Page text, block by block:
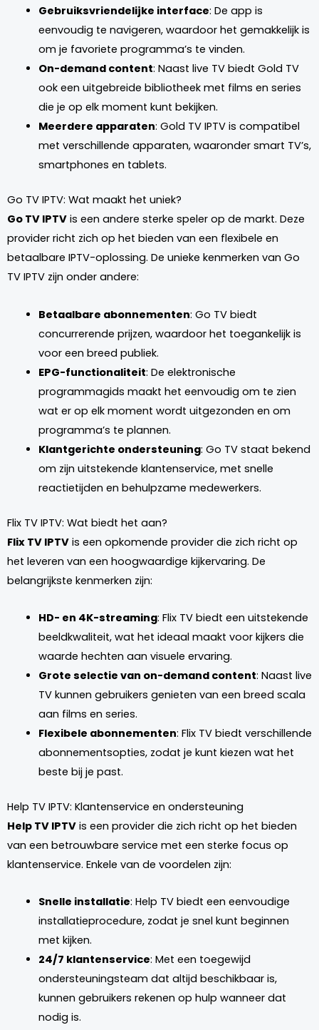
Gebruiksvriendelijke interface: De app is
eenvoudig te navigeren, waardoor het gemakkelijk is
om je favoriete programma’s te vinden.
On-demand content: Naast live TV biedt Gold TV
ook een uitgebreide bibliotheek met films en series
die je op elk moment kunt bekijken.
Meerdere apparaten: Gold TV IPTV is compatibel
met verschillende apparaten, waaronder smart TV’s,
smartphones en tablets.
Go TV IPTV: Wat maakt het uniek?
Go TV IPTV is een andere sterke speler op de markt. Deze
provider richt zich op het bieden van een flexibele en
betaalbare IPTV-oplossing. De unieke kenmerken van Go
TV IPTV zijn onder andere:
Betaalbare abonnementen: Go TV biedt
concurrerende prijzen, waardoor het toegankelijk is
voor een breed publiek.
EPG-functionaliteit: De elektronische
programmagids maakt het eenvoudig om te zien
wat er op elk moment wordt uitgezonden en om
programma’s te plannen.
Klantgerichte ondersteuning: Go TV staat bekend
om zijn uitstekende klantenservice, met snelle
reactietijden en behulpzame medewerkers.
Flix TV IPTV: Wat biedt het aan?
Flix TV IPTV is een opkomende provider die zich richt op
het leveren van een hoogwaardige kijkervaring. De
belangrijkste kenmerken zijn:
HD- en 4K-streaming: Flix TV biedt een uitstekende
beeldkwaliteit, wat het ideaal maakt voor kijkers die
waarde hechten aan visuele ervaring.
Grote selectie van on-demand content: Naast live
TV kunnen gebruikers genieten van een breed scala
aan films en series.
Flexibele abonnementen: Flix TV biedt verschillende
abonnementsopties, zodat je kunt kiezen wat het
beste bij je past.
Help TV IPTV: Klantenservice en ondersteuning
Help TV IPTV is een provider die zich richt op het bieden
van een betrouwbare service met een sterke focus op
klantenservice. Enkele van de voordelen zijn:
Snelle installatie: Help TV biedt een eenvoudige
installatieprocedure, zodat je snel kunt beginnen
met kijken.
24/7 klantenservice: Met een toegewijd
ondersteuningsteam dat altijd beschikbaar is,
kunnen gebruikers rekenen op hulp wanneer dat
nodig is.